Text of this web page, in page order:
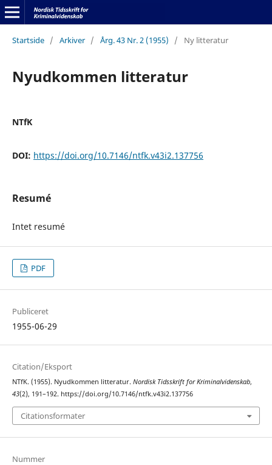
Startside / Arkiver / Årg. 43 Nr. 2 (1955) / Ny litteratur
Nyudkommen litteratur
NTfK
DOI: https://doi.org/10.7146/ntfk.v43i2.137756
Resumé
Intet resumé
PDF
Publiceret
1955-06-29
Citation/Eksport
NTfK. (1955). Nyudkommen litteratur. Nordisk Tidsskrift for Kriminalvidenskab,
43(2), 191–192. https://doi.org/10.7146/ntfk.v43i2.137756
Citationsformater
Nummer